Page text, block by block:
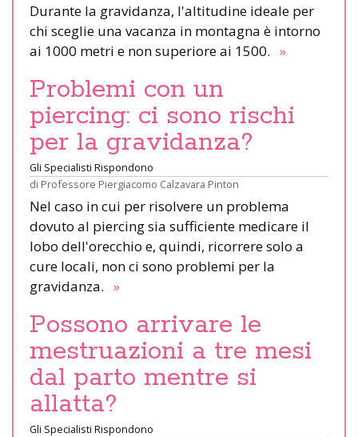
Durante la gravidanza, l'altitudine ideale per
chi sceglie una vacanza in montagna è intorno
ai 1000 metri e non superiore ai 1500. »
Problemi con un
piercing: ci sono rischi
per la gravidanza?
Gli Specialisti Rispondono
di Professore Piergiacomo Calzavara Pinton
Nel caso in cui per risolvere un problema
dovuto al piercing sia sufficiente medicare il
lobo dell'orecchio e, quindi, ricorrere solo a
cure locali, non ci sono problemi per la
gravidanza. »
Possono arrivare le
mestruazioni a tre mesi
dal parto mentre si
allatta?
Gli Specialisti Rispondono